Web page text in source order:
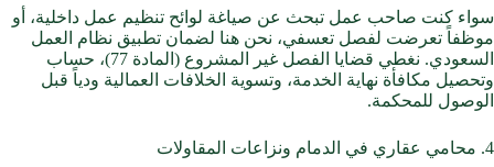
سواء كنت صاحب عمل تبحث عن صياغة لوائح تنظيم عمل داخلية، أو
موظفاً تعرضت لفصل تعسفي، نحن هنا لضمان تطبيق نظام العمل
السعودي. نغطي قضايا الفصل غير المشروع (المادة 77)، حساب
وتحصيل مكافأة نهاية الخدمة، وتسوية الخلافات العمالية ودياً قبل
الوصول للمحكمة.
4. محامي عقاري في الدمام ونزاعات المقاولات